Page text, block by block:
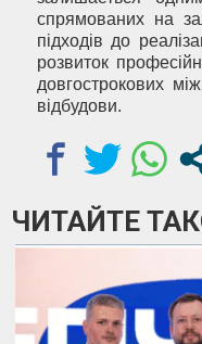
спрямованих на
підходів до
розвиток
довгострокових
відбудови.
ЧИТАЙТЕ